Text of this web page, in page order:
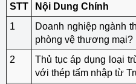
STT
Nội Dung Chính
1
Doanh nghiệp ngành
phòng vệ thương mại?
2
Thủ tục áp dụng loại
với thép tấm nhập từ